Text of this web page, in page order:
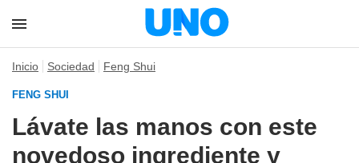
Inicio Sociedad Feng Shui
FENG SHUI
Lávate las manos con este
novedoso ingrediente y